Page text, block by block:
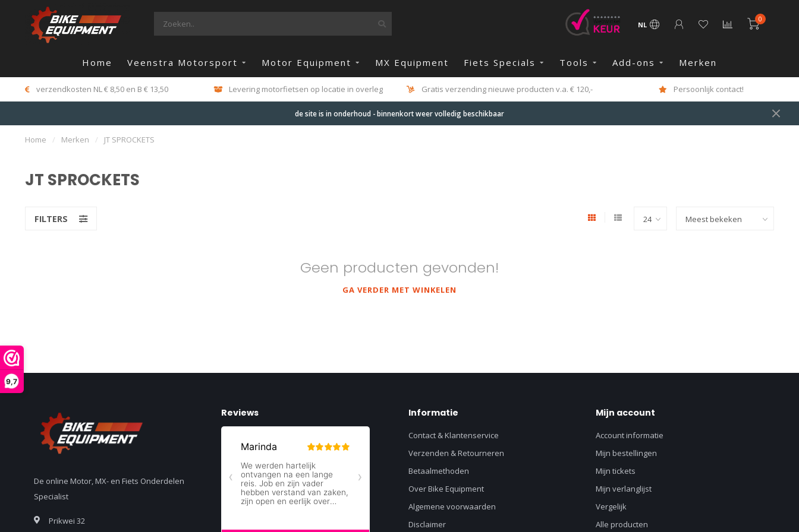
9,7
NL
0
Home Veenstra Motorsport Motor Equipment MX Equipment Fiets Specials Tools Add-ons Merken
verzendkosten NL € 8,50 en B € 13,50 Levering motorfietsen op locatie in overleg Gratis verzending nieuwe producten v.a. € 120,- Persoonlijk contact!
de site is in onderhoud - binnenkort weer volledig beschikbaar
Home / Merken / JT SPROCKETS
JT SPROCKETS
FILTERS
Geen producten gevonden!
GA VERDER MET WINKELEN
De online Motor, MX- en Fiets Onderdelen
Specialist
Prikwei 32
Reviews Informatie
Contact & Klantenservice
Verzenden & Retourneren
Betaalmethoden
Over Bike Equipment
Algemene voorwaarden
Disclaimer
Mijn account
Account informatie
Mijn bestellingen
Mijn tickets
Mijn verlanglijst
Vergelijk
Alle producten